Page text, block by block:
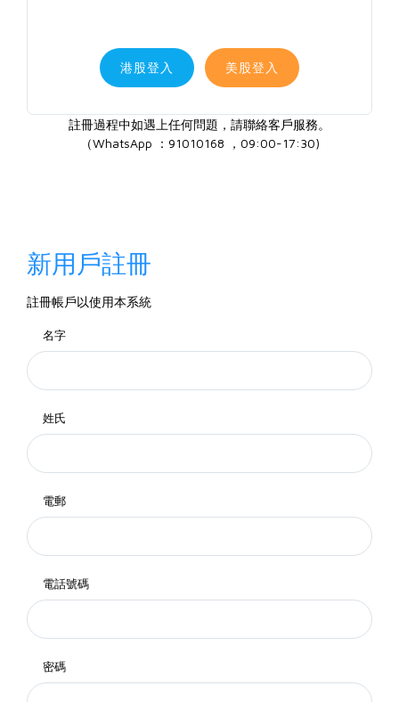
港股登入 美股登入
註冊過程中如遇上任何問題，請聯絡客戶服務。
（WhatsApp ：91010168 ，09:00-17:30)
新用戶註冊
註冊帳戶以使用本系統
名字
姓氏
電郵
電話號碼
密碼